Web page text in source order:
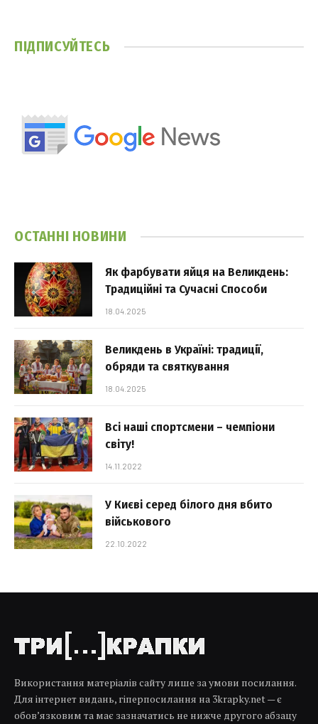
ПІДПИСУЙТЕСЬ
ОСТАННІ НОВИНИ
Як фарбувати яйця на Великдень:
Традиційні та Сучасні Способи
18.04.2025
Великдень в Україні: традиції,
обряди та святкування
18.04.2025
Всі наші спортсмени – чемпіони
світу!
14.11.2022
У Києві серед білого дня вбито
військового
22.10.2022
Використання матеріалів сайту лише за умови посилання.
Для інтернет видань, гіперпосилання на 3krapky.net — є
обов’язковим та має зазначатись не нижче другого абзацу